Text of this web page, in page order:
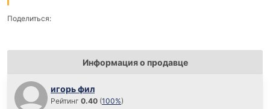
Поделиться:
Информация о продавце
игорь фил
Рейтинг 0.40 (100%)